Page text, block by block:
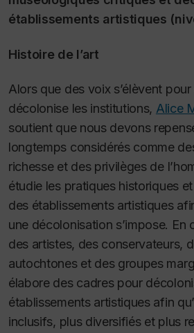
établissements artistiques
Histoire de l’art
Alors que des voix s’élèvent pour
décolonise les institutions, Alice
soutient que nous devons
longtemps considérés comme
richesse et des privilèges de
étudie les pratiques historiques
des établissements artistiques
une décolonisation s’impose. En
des artistes, des conservateurs,
autochtones et des groupes
élabore des cadres pour
établissements artistiques afin
inclusifs, plus diversifiés et plus